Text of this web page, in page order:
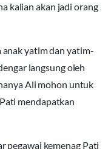
kalian akan jadi orang
anak yatim dan yatim-
langsung oleh
Ali mohon untuk
mendapatkan
pegawai kemenag Pati